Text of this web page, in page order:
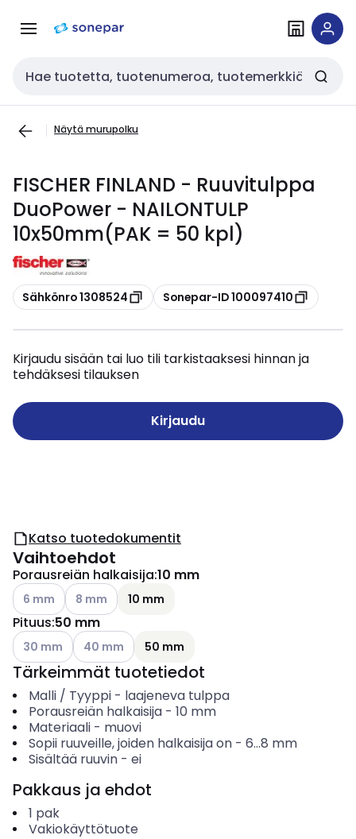
navigointiinsisältöön
Haku
Näytä murupolku
FISCHER FINLAND - Ruuvitulppa
DuoPower - NAILONTULP
10x50mm(PAK = 50 kpl)
Kopioi
Sähkönro 1308524 Kopioi
Sonepar-ID 100097410
Kirjaudu sisään tai luo tili tarkistaaksesi hinnan ja
tehdäksesi tilauksen
Kirjaudu
Katso tuotedokumentit
Vaihtoehdot
Porausreiän halkaisija:10 mm
Katso käytettävissä olevat vaihtoehdot
6 mm Katso käytettävissä olevat vaihtoehdot
8 mm 10 mm
Pituus:50 mm
Katso käytettävissä olevat vaihtoehdot
30 mm Katso käytettävissä olevat vaihtoehdot
40 mm 50 mm
Tärkeimmät tuotetiedot
Malli / Tyyppi- laajeneva tulppa
Porausreiän halkaisija- 10 mm
Materiaali- muovi
Sopii ruuveille, joiden halkaisija on- 6...8 mm
Sisältää ruuvin- ei
Pakkaus ja ehdot
1 pak
Vakiokäyttötuote